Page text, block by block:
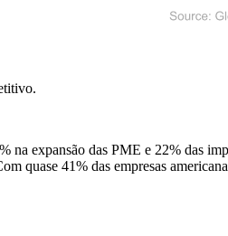
.
expansão das PME e 22% das
quase 41% das empresas